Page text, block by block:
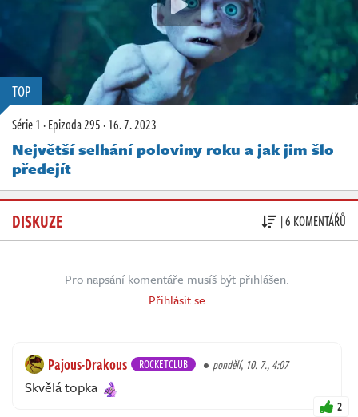
TOP
Série 1 ·Epizoda 295·16. 7. 2023
Největší selhání poloviny roku a jak jim šlo
předejít
DISKUZE | 6 KOMENTÁŘŮ
Pro napsání komentáře musíš být přihlášen.
Přihlásit se
Pajous-Drakous ROCKETCLUB pondělí, 10. 7., 4:07
Skvělá topka
2